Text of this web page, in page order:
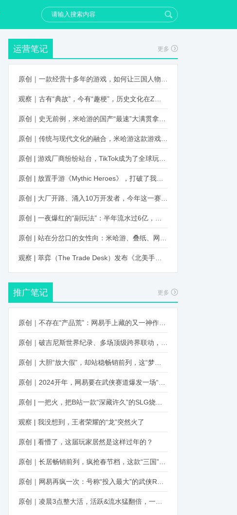
运营笔记 更多
推广笔记 更多
观察 | 我没想到，王者荣耀的“龙”突然火了
原创 | 看懵了，这届玩家居然是这样过年的？